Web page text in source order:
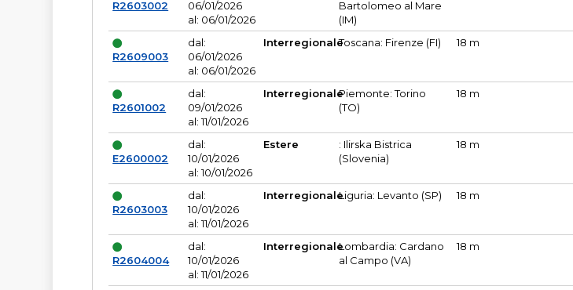
R2603002
06/01/2026
al: 06/01/2026
Bartolomeo al Mare
(IM)
R2609003
dal:
06/01/2026
al: 06/01/2026
InterregionaleToscana: Firenze (FI) 18 m
R2601002
dal:
09/01/2026
al: 11/01/2026
InterregionalePiemonte: Torino
(TO)
18 m
E2600002
dal:
10/01/2026
al: 10/01/2026
Estere
: Ilirska Bistrica
(Slovenia)
18 m
R2603003
dal:
10/01/2026
al: 11/01/2026
InterregionaleLiguria: Levanto (SP) 18 m
R2604004
dal:
10/01/2026
al: 11/01/2026
InterregionaleLombardia: Cardano
al Campo (VA)
18 m